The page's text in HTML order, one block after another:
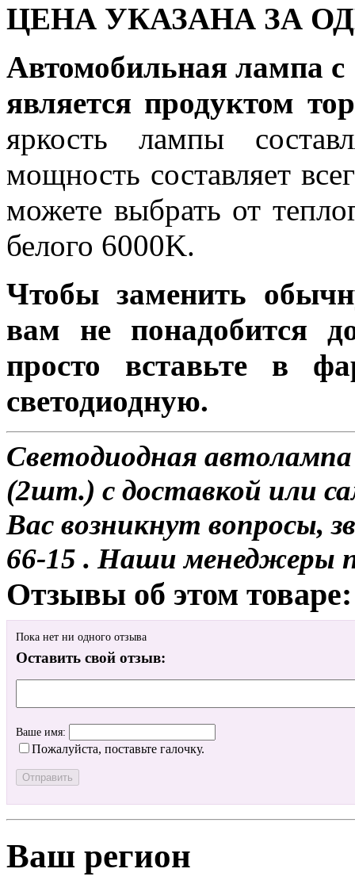
ЦЕНА УКАЗАНА ЗА
Автомобильная лампа
является продуктом
яркость лампы
мощность составляет
можете выбрать от
белого 6000K.
Чтобы заменить
вам не понадобится
просто вставьте в
светодиодную.
Светодиодная автолампа
(2шт.) с доставкой или
Вас возникнут вопросы,
66-15 . Наши менеджеры
Отзывы об этом товаре:
Пока нет ни одного отзыва
Оставить свой отзыв:
Ваше имя:
Пожалуйста, поставьте галочку.
Ваш регион